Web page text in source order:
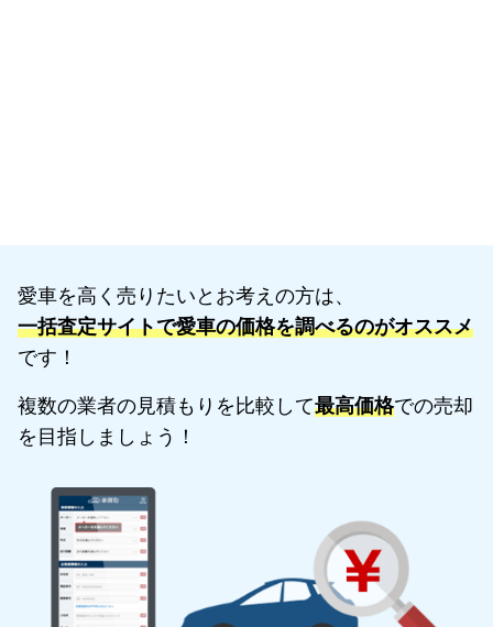
愛車を高く売りたいとお考えの方は、
一括査定サイトで愛車の価格を調べるのがオススメ
です！
複数の業者の見積もりを比較して最高価格での売却
を目指しましょう！